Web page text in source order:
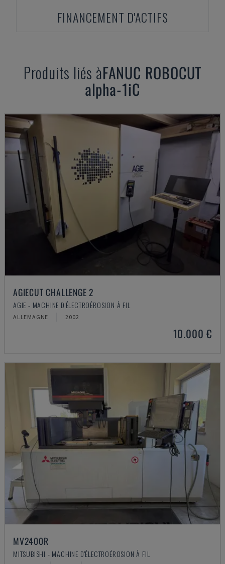
FINANCEMENT D'ACTIFS
Produits liés àFANUC ROBOCUT
alpha-1iC
AGIECUT CHALLENGE 2
AGIE - MACHINE D'ÉLECTROÉROSION À FIL
ALLEMAGNE 2002
10.000 €
MV2400R
MITSUBISHI - MACHINE D'ÉLECTROÉROSION À FIL